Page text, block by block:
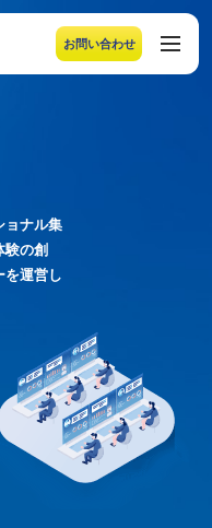
お問い合わせ
でメニューを閉じるこ
ョナル集
験の創
を運営し